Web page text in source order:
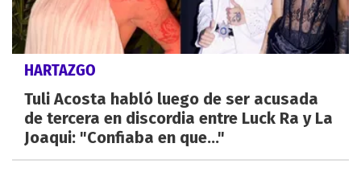
HARTAZGO
Tuli Acosta habló luego de ser acusada
de tercera en discordia entre Luck Ra y La
Joaqui: "Confiaba en que..."